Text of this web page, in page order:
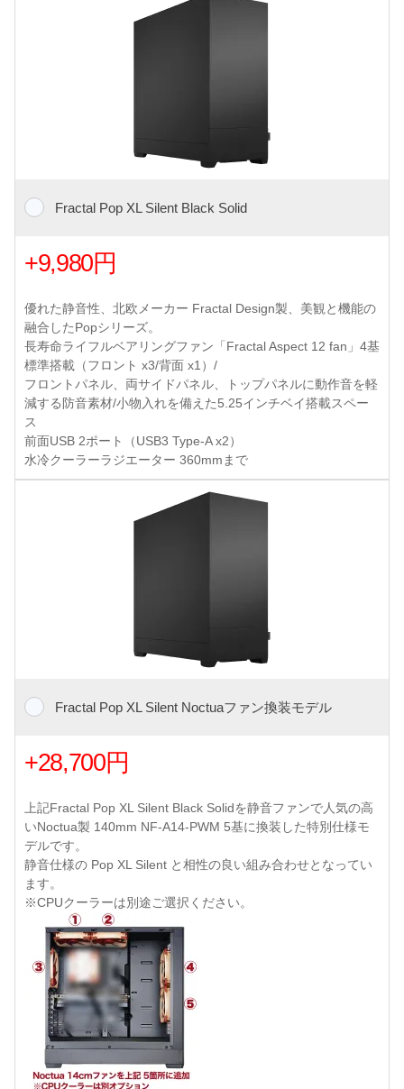
Fractal Pop XL Silent Black Solid
+9,980円
優れた静音性、北欧メーカー Fractal Design製、美観と機能の
融合したPopシリーズ。
長寿命ライフルベアリングファン「Fractal Aspect 12 fan」4基
標準搭載（フロント x3/背面 x1）/
フロントパネル、両サイドパネル、トップパネルに動作音を軽
減する防音素材/小物入れを備えた5.25インチベイ搭載スペー
ス
前面USB 2ポート（USB3 Type-A x2）
水冷クーラーラジエーター 360mmまで
Fractal Pop XL Silent Noctuaファン換装モデル
+28,700円
上記Fractal Pop XL Silent Black Solidを静音ファンで人気の高
いNoctua製 140mm NF-A14-PWM 5基に換装した特別仕様モ
デルです。
静音仕様の Pop XL Silent と相性の良い組み合わせとなってい
ます。
※CPUクーラーは別途ご選択ください。